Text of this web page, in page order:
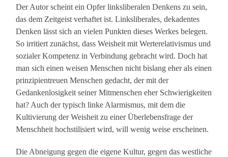
Der Autor scheint ein Opfer linksliberalen Denkens zu sein,
das dem Zeitgeist verhaftet ist. Linksliberales, dekadentes
Denken lässt sich an vielen Punkten dieses Werkes belegen.
So irritiert zunächst, dass Weisheit mit Werterelativismus und
sozialer Kompetenz in Verbindung gebracht wird. Doch hat
man sich einen weisen Menschen nicht bislang eher als einen
prinzipientreuen Menschen gedacht, der mit der
Gedankenlosigkeit seiner Mitmenschen eher Schwierigkeiten
hat? Auch der typisch linke Alarmismus, mit dem die
Kultivierung der Weisheit zu einer Überlebensfrage der
Menschheit hochstilisiert wird, will wenig weise erscheinen.
Die Abneigung gegen die eigene Kultur, gegen das westliche